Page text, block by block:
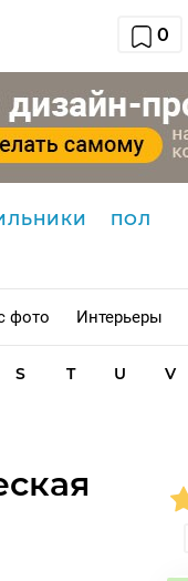
0
ПОЛ
фото Интерьеры
S T U V